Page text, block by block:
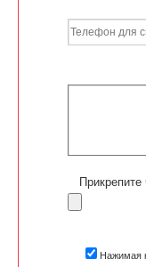
Нажимая